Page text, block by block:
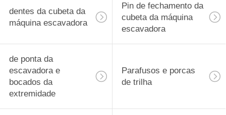
dentes da cubeta da
máquina escavadora
Pin de fechamento da
cubeta da máquina
escavadora
de ponta da
escavadora e
bocados da
extremidade
Parafusos e porcas
de trilha